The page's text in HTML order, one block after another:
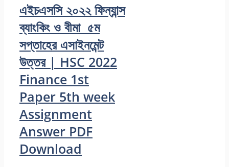
এইচএসসি ২০২২ ফিন্যান্স
ব্যাংকিং ও বীমা ৫ম
সপ্তাহের এসাইনমেন্ট
উত্তর | HSC 2022
Finance 1st
Paper 5th week
Assignment
Answer PDF
Download